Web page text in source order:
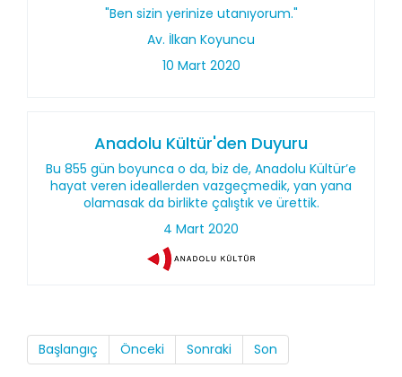
"Ben sizin yerinize utanıyorum."
Av. İlkan Koyuncu
10 Mart 2020
Anadolu Kültür'den Duyuru
Bu 855 gün boyunca o da, biz de, Anadolu Kültür’e
hayat veren ideallerden vazgeçmedik, yan yana
olamasak da birlikte çalıştık ve ürettik.
4 Mart 2020
Başlangıç Önceki Sonraki Son